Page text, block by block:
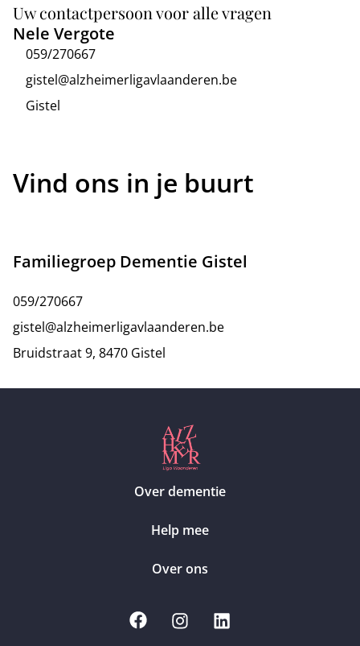
Uw contactpersoon voor alle vragen
Nele Vergote
059/270667
gistel@alzheimerligavlaanderen.be
Gistel
Vind ons in je buurt
Familiegroep Dementie Gistel
059/270667
gistel@alzheimerligavlaanderen.be
Bruidstraat 9, 8470 Gistel
Over dementie
Help mee
Over ons